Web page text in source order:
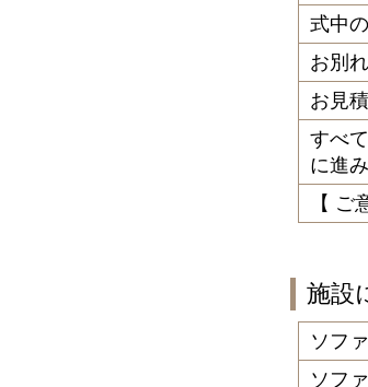
式中
お別
お見
すべ
に進
【 ご
施設
ソフ
ソフ